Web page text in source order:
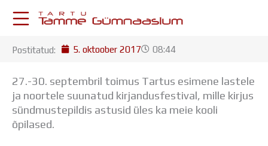
KESKKONNAD
Postkast
Drive
Tamme TV
Postitatud: 5. oktoober 2017 08:44
27.-30. septembril toimus Tartus esimene lastele
ja noortele suunatud kirjandusfestival, mille kirjus
sündmustepildis astusid üles ka meie kooli
õpilased.